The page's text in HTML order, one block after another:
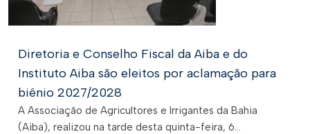
Diretoria e Conselho Fiscal da Aiba e do
Instituto Aiba são eleitos por aclamação para
biênio 2027/2028
A Associação de Agricultores e Irrigantes da Bahia
(Aiba), realizou na tarde desta quinta-feira, 6...